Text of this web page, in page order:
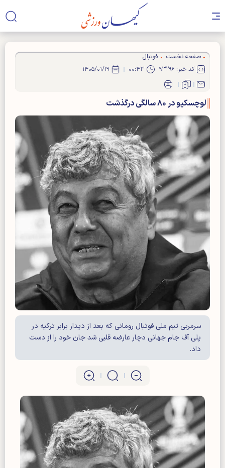
صفحه نخست
فوتبال
کد خبر: ۹۳۲۹۶
۰۰:۴۳ ۱۴۰۵/۰۱/۱۹
لوچسکیو در ۸۰ سالگی درگذشت
سرمربی تیم ملی فوتبال رومانی که بعد از دیدار برابر ترکیه در
پلی آف جام جهانی دچار عارضه قلبی شد جان خود را از دست
داد.